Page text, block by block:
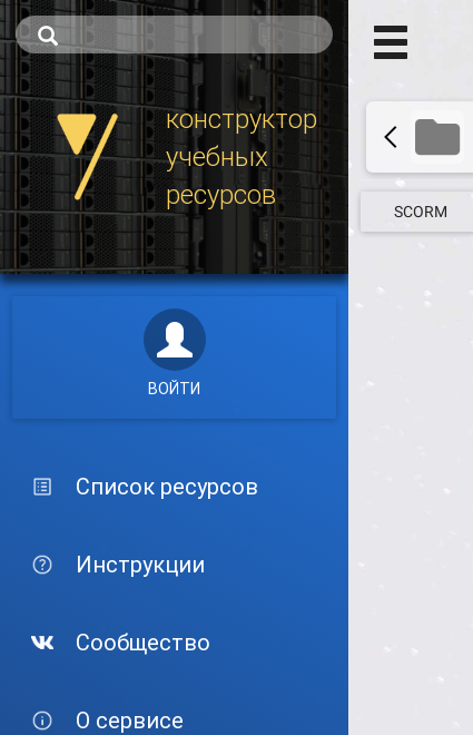
конструктор
учебных
ресурсов
ВОЙТИ
Список ресурсов
Инструкции
Сообщество
О сервисе
SCORM